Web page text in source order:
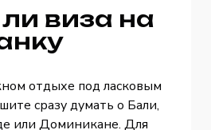
виза на
отдыхе под ласковым
сразу думать о Бали,
или Доминикане. Для